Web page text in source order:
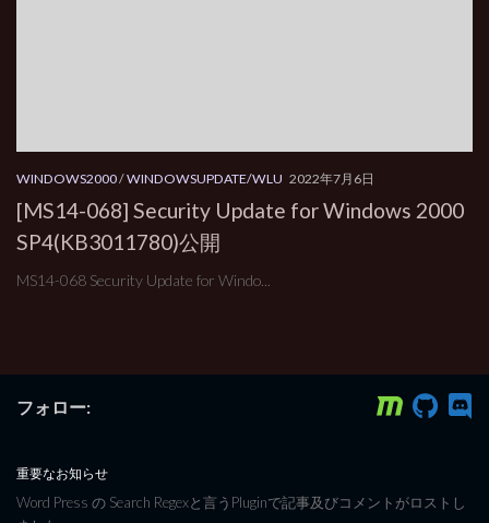
WINDOWS2000/WINDOWSUPDATE/WLU 2022年7月6日
[MS14-068] Security Update for Windows 2000
SP4(KB3011780)公開
MS14-068 Security Update for Windo...
フォロー:
重要なお知らせ
Word Press の Search Regexと言うPluginで記事及びコメントがロストし